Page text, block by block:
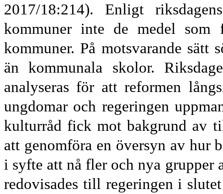
2017/18:214). Enligt
kommuner inte demedel som
kommuner. På motsvarande sätt
än kommunala skolor.
analyseras för att reformen
ungdomar och regeringen
kulturråd fick mot bakgrund av
att genomföra en översyn av hur
i syfte att nå fler och nya grupper
redovisades till regeringen i